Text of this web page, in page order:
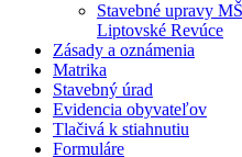
Stavebné upravy
Liptovské Revúce
Zásady a oznámenia
Matrika
Stavebný úrad
Evidencia obyvateľov
Tlačivá k stiahnutiu
Formuláre